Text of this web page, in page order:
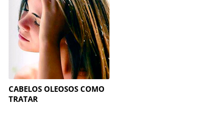
CABELOS OLEOSOS COMO
TRATAR